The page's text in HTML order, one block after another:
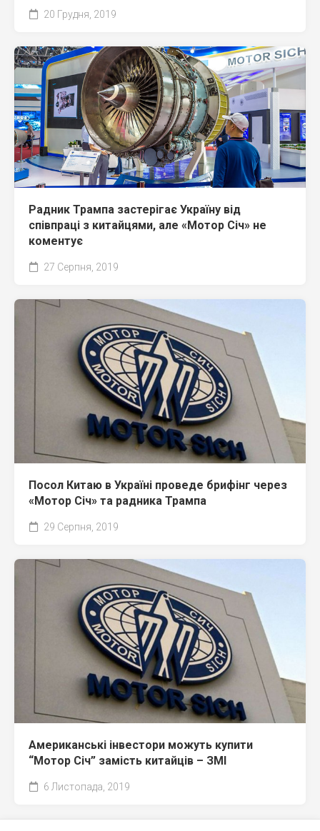
20 Грудня, 2019
Радник Трампа застерігає Україну від
співпраці з китайцями, але «Мотор Січ» не
коментує
27 Серпня, 2019
Посол Китаю в Україні проведе брифінг через
«Мотор Січ» та радника Трампа
29 Серпня, 2019
Американські інвестори можуть купити
“Мотор Січ” замість китайців – ЗМІ
6 Листопада, 2019